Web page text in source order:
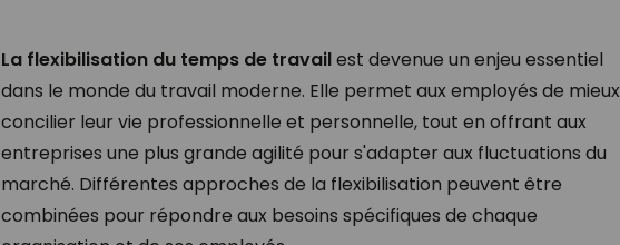
La flexibilisation du temps de travailest devenue un enjeu essentiel
dans le monde du travail moderne. Elle permet aux employés de mieux
concilier leur vie professionnelle et personnelle, tout en offrant aux
entreprises une plus grande agilité pour s'adapter aux fluctuations du
marché. Différentes approches de la flexibilisation peuvent être
combinées pour répondre aux besoins spécifiques de chaque